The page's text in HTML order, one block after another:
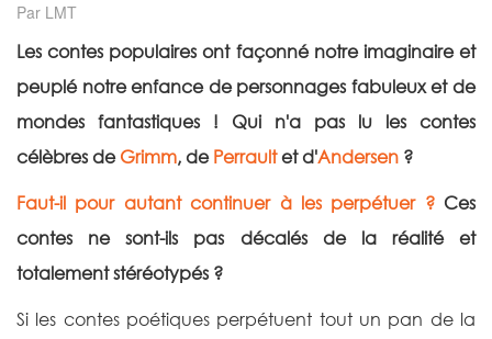
Par LMT
Les contes populaires ont façonné notre imaginaire et
peuplé notre enfance de personnages fabuleux et de
mondes fantastiques ! Qui n'a pas lu les contes
célèbres deGrimm, dePerraultet d'Andersen ?
Faut-il pour autant continuer à les perpétuer ? Ces
contes ne sont-ils pas décalés de la réalité et
totalement stéréotypés ?
Si les contes poétiques perpétuent tout un pan de la